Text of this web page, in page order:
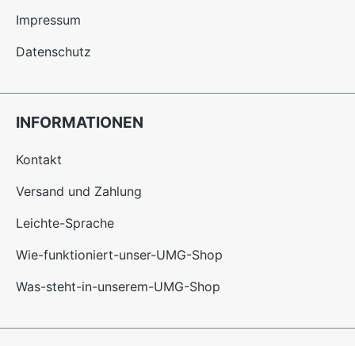
Impressum
Datenschutz
INFORMATIONEN
Kontakt
Versand und Zahlung
Leichte-Sprache
Wie-funktioniert-unser-UMG-Shop
Was-steht-in-unserem-UMG-Shop